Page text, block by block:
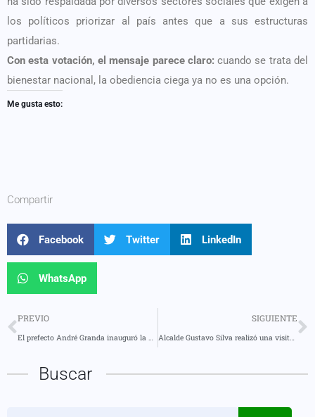
los políticos priorizar al país antes que a sus estructuras
partidarias.
Con esta votación, el mensaje parece claro: cuando se trata del
bienestar nacional, la obediencia ciega ya no es una opción.
Me gusta esto:
Compartir
Facebook Twitter LinkedIn
WhatsApp
PREVIO
El prefecto André Granda inauguró la Sala de Educación Ambiental y Ciencia
SIGUIENTE
Alcalde Gustavo Silva realizó una visita a la minga comunitaria en el sector el Porvenir
Buscar